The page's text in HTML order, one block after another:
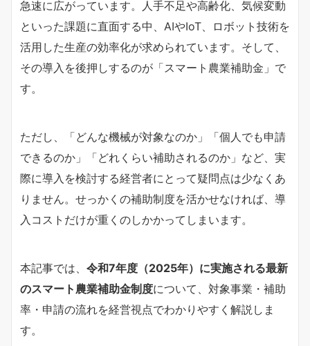
急速に広がっています。人手不足や高齢化、気候変動
といった課題に直面する中、AIやIoT、ロボット技術を
活用した生産の効率化が求められています。そして、
その導入を後押しするのが「スマート農業補助金」で
す。
ただし、「どんな機械が対象なのか」「個人でも申請
できるのか」「どれくらい補助されるのか」など、実
際に導入を検討する経営者にとって疑問点は少なくあ
りません。せっかくの補助制度を活かせなければ、導
入コストだけが重くのしかかってしまいます。
本記事では、 令和7年度（2025年）に実施される最新
のスマート農業補助金制度について、対象事業・補助
率・申請の流れを経営視点でわかりやすく解説しま
す。